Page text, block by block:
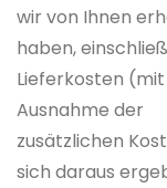
wir von Ihnen
haben,
Lieferkosten (mit
Ausnahme der
zusätzlichen
sich daraus